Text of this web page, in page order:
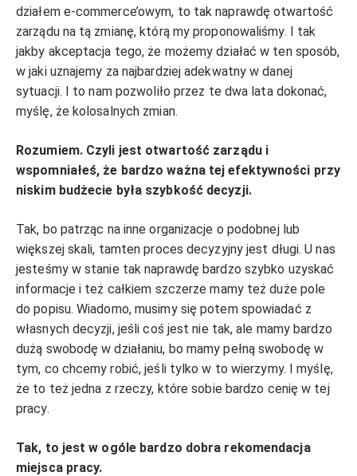
działem e-commerce’owym, to tak naprawdę otwartość
zarządu na tą zmianę, którą my proponowaliśmy. I tak
jakby akceptacja tego, że możemy działać w ten sposób,
w jaki uznajemy za najbardziej adekwatny w danej
sytuacji. I to nam pozwoliło przez te dwa lata dokonać,
myślę, że kolosalnych zmian.
Rozumiem. Czyli jest otwartość zarządu i
wspomniałeś, że bardzo ważna tej efektywności przy
niskim budżecie była szybkość decyzji.
Tak, bo patrząc na inne organizacje o podobnej lub
większej skali, tamten proces decyzyjny jest długi. U nas
jesteśmy w stanie tak naprawdę bardzo szybko uzyskać
informacje i też całkiem szczerze mamy też duże pole
do popisu. Wiadomo, musimy się potem spowiadać z
własnych decyzji, jeśli coś jest nie tak, ale mamy bardzo
dużą swobodę w działaniu, bo mamy pełną swobodę w
tym, co chcemy robić, jeśli tylko w to wierzymy. I myślę,
że to też jedna z rzeczy, które sobie bardzo cenię w tej
pracy.
Tak, to jest w ogóle bardzo dobra rekomendacja
miejsca pracy.